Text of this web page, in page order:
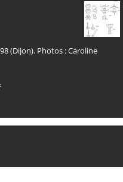
(Dijon). Photos : Caroline